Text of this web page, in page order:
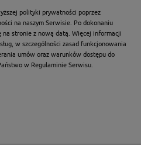
polityki prywatności poprzez
na naszym Serwisie. Po dokonaniu
stronie z nową datą. Więcej informacji
w szczególności zasad funkcjonowania
umów oraz warunków dostępu do
w Regulaminie Serwisu.